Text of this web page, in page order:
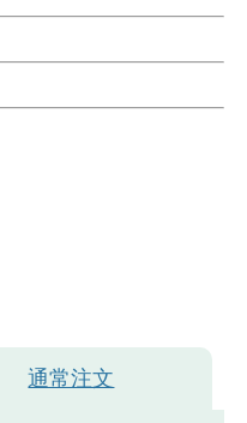
通常注文